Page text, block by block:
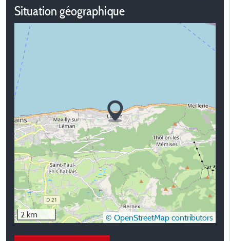
Situation géographique
2 km © OpenStreetMap contributors